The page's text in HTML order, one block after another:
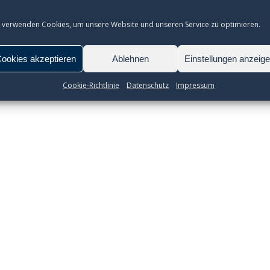
verwenden Cookies, um unsere Website und unseren Service zu optimieren.
akzeptieren Ablehnen Einstellungen
Cookie-Richtlinie Datenschutz Impressum